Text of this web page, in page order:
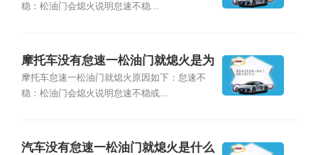
稳：松油门会熄火说明怠速不稳...
摩托车没有怠速一松油门就熄火是为
什么？
摩托车怠速一松油门就熄火原因如下：怠速不
稳：松油门会熄火说明怠速不稳或...
汽车没有怠速一松油门就熄火是什么